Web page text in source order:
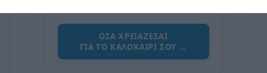
ΌΣΑ ΧΡΕΙΆΖΕΣΑΙ
ΓΙΑ ΤΟ ΚΑΛΟΚΑΊΡΙ ΣΟΥ →